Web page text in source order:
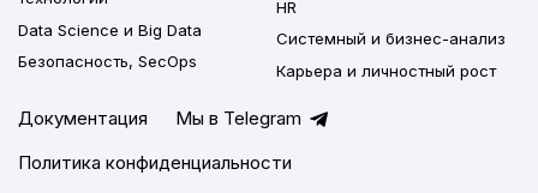
Data Science и Big Data
Безопасность, SecOps
HR
Системный и бизнес-анализ
Карьера и личностный рост
Документация
Мы в Telegram
Политика конфиденциальности